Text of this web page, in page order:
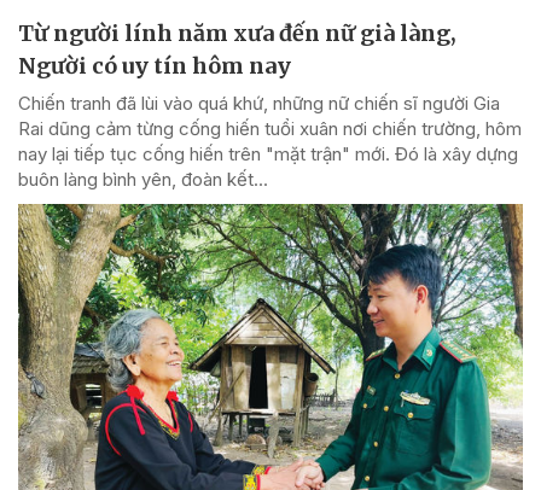
Từ người lính năm xưa đến nữ già làng,
Người có uy tín hôm nay
Chiến tranh đã lùi vào quá khứ, những nữ chiến sĩ người Gia
Rai dũng cảm từng cống hiến tuổi xuân nơi chiến trường, hôm
nay lại tiếp tục cống hiến trên "mặt trận" mới. Đó là xây dựng
buôn làng bình yên, đoàn kết...